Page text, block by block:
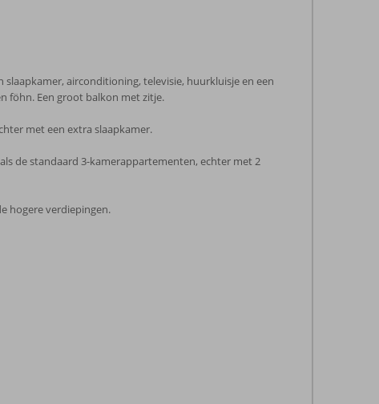
airconditioning, televisie, huurkluisje en een
föhn. Een groot balkon met zitje.
met een extra slaapkamer.
de standaard 3-kamerappartementen, echter met 2
hogere verdiepingen.